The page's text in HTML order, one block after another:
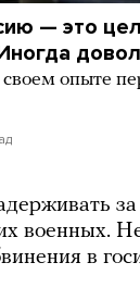
— это
опыте
военных.
в